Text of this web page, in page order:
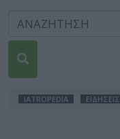
IATROPEDIA ΕΙΔΗΣΕΙΣ